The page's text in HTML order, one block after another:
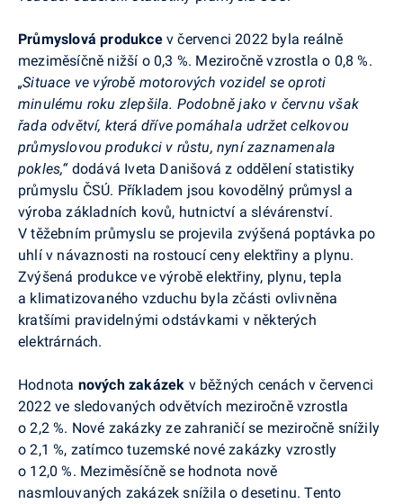
Průmyslová produkcev červenci 2022 byla reálně
meziměsíčně nižší o 0,3 %. Meziročně vzrostla o 0,8 %.
„Situace ve výrobě motorových vozidel se oproti
minulému roku zlepšila. Podobně jako v červnu však
řada odvětví, která dříve pomáhala udržet celkovou
průmyslovou produkci v růstu, nyní zaznamenala
pokles,“dodává Iveta Danišová z oddělení statistiky
průmyslu ČSÚ. Příkladem jsou kovodělný průmysl a
výroba základních kovů, hutnictví a slévárenství.
V těžebním průmyslu se projevila zvýšená poptávka po
uhlí v návaznosti na rostoucí ceny elektřiny a plynu.
Zvýšená produkce ve výrobě elektřiny, plynu, tepla
a klimatizovaného vzduchu byla zčásti ovlivněna
kratšími pravidelnými odstávkami v některých
elektrárnách.
Hodnota nových zakázek v běžných cenách v červenci
2022 ve sledovaných odvětvích meziročně vzrostla
o 2,2 %. Nové zakázky ze zahraničí se meziročně snížily
o 2,1 %, zatímco tuzemské nové zakázky vzrostly
o 12,0 %. Meziměsíčně se hodnota nově
nasmlouvaných zakázek snížila o desetinu. Tento